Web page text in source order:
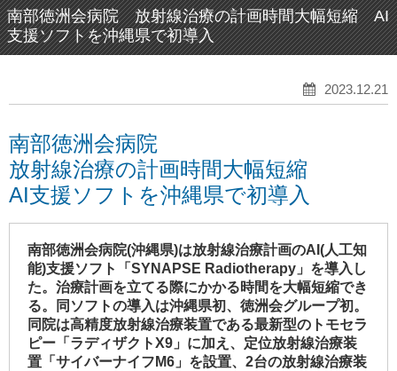
南部徳洲会病院 放射線治療の計画時間大幅短縮 AI
支援ソフトを沖縄県で初導入
2023.12.21
南部徳洲会病院
放射線治療の計画時間大幅短縮
AI支援ソフトを沖縄県で初導入
南部徳洲会病院(沖縄県)は放射線治療計画のAI(人工知
能)支援ソフト「SYNAPSE Radiotherapy」を導入し
た。治療計画を立てる際にかかる時間を大幅短縮でき
る。同ソフトの導入は沖縄県初、徳洲会グループ初。
同院は高精度放射線治療装置である最新型のトモセラ
ピー「ラディザクトX9」に加え、定位放射線治療装
置「サイバーナイフM6」を設置、2台の放射線治療装